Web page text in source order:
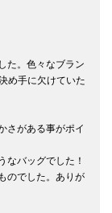
た。色々なブラン
め手に欠けていた
さがある事がポイ
なバッグでした！
のでした。ありが